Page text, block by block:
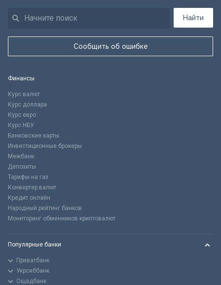
Найти
Сообщить об ошибке
Финансы
Курс валют
Курс доллара
Курс евро
Курс НБУ
Банковские карты
Инвестиционные брокеры
Межбанк
Депозиты
Тарифы на газ
Конвертер валют
Кредит онлайн
Народный рейтинг банков
Мониторинг обменников криптовалют
Популярные банки
Приватбанк
Укрсиббанк
Ощадбанк